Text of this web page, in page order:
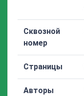
Сквозной
номер
Страницы
Авторы